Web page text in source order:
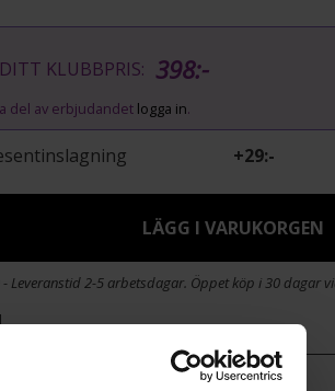
DITT KLUBBPRIS: 398:-
del av erbjudandet logga in.
+29:-
LÄGG I VARUKORGEN
- Leveranstid 2-5 arbetsdagar. Öppet köp i 30 dagar